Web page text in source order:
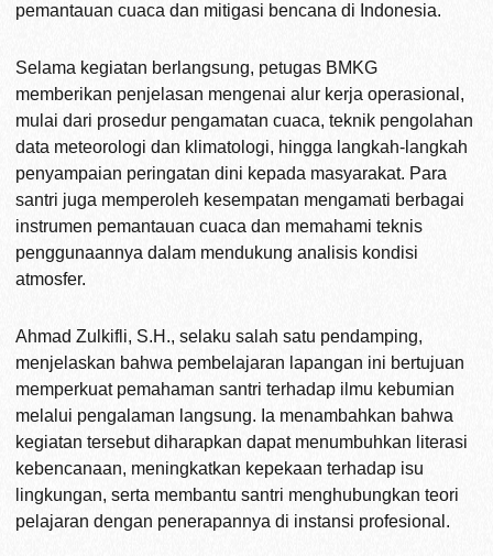
pemantauan cuaca dan mitigasi bencana di Indonesia.
Selama kegiatan berlangsung, petugas BMKG
memberikan penjelasan mengenai alur kerja operasional,
mulai dari prosedur pengamatan cuaca, teknik pengolahan
data meteorologi dan klimatologi, hingga langkah-langkah
penyampaian peringatan dini kepada masyarakat. Para
santri juga memperoleh kesempatan mengamati berbagai
instrumen pemantauan cuaca dan memahami teknis
penggunaannya dalam mendukung analisis kondisi
atmosfer.
Ahmad Zulkifli, S.H., selaku salah satu pendamping,
menjelaskan bahwa pembelajaran lapangan ini bertujuan
memperkuat pemahaman santri terhadap ilmu kebumian
melalui pengalaman langsung. Ia menambahkan bahwa
kegiatan tersebut diharapkan dapat menumbuhkan literasi
kebencanaan, meningkatkan kepekaan terhadap isu
lingkungan, serta membantu santri menghubungkan teori
pelajaran dengan penerapannya di instansi profesional.